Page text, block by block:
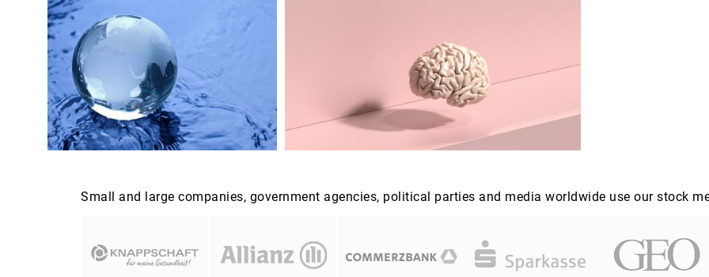
Small and large companies, government agencies, political parties and media worldwide use our stock